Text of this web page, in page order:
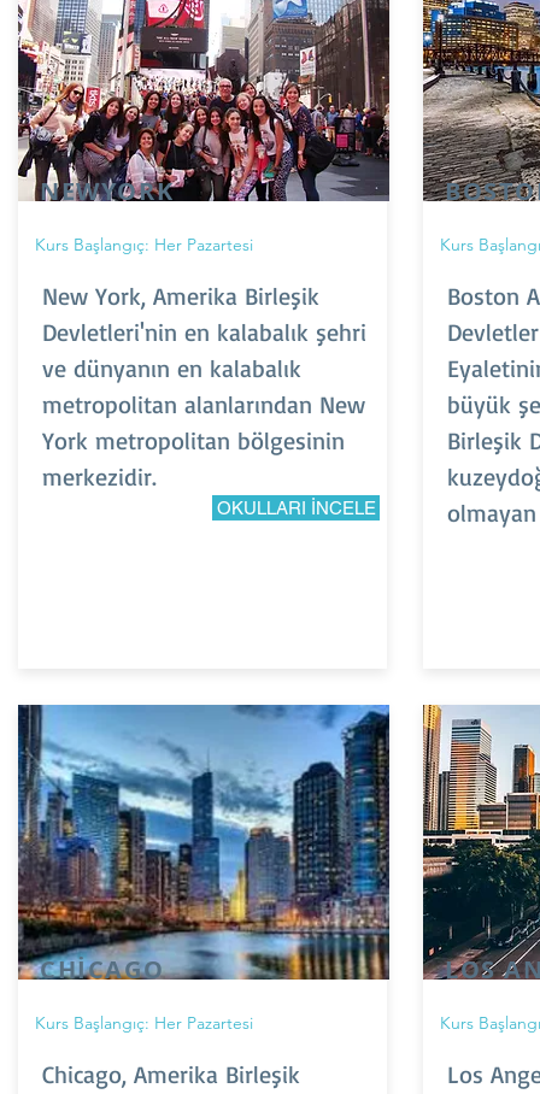
NEWYORK
Kurs Başlangıç: Her Pazartesi
New York, Amerika Birleşik
Devletleri'nin en kalabalık şehri
ve dünyanın en kalabalık
metropolitan alanlarından New
York metropolitan bölgesinin
merkezidir.
OKULLARI İNCELE
CHİCAGO
Kurs Başlangıç: Her Pazartesi
Chicago, Amerika Birleşik
Kurs
Boston
büyük
Birleşik
LOS
Kurs
Los